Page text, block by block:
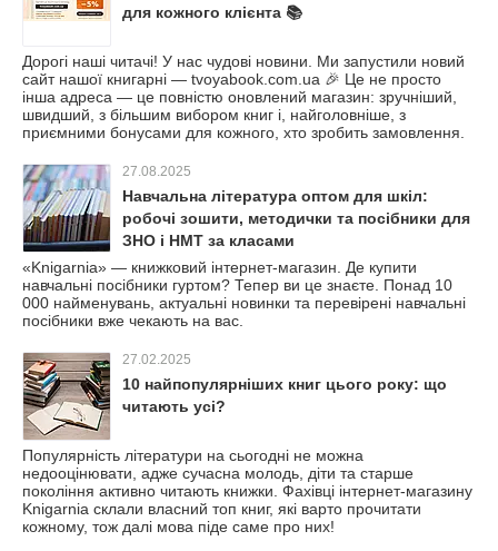
для кожного клієнта 📚
Дорогі наші читачі! У нас чудові новини. Ми запустили новий
сайт нашої книгарні — tvoyabook.com.ua 🎉 Це не просто
інша адреса — це повністю оновлений магазин: зручніший,
швидший, з більшим вибором книг і, найголовніше, з
приємними бонусами для кожного, хто зробить замовлення.
27.08.2025
Навчальна література оптом для шкіл:
робочі зошити, методички та посібники для
ЗНО і НМТ за класами
«Knigarnia» — книжковий інтернет-магазин. Де купити
навчальні посібники гуртом? Тепер ви це знаєте. Понад 10
000 найменувань, актуальні новинки та перевірені навчальні
посібники вже чекають на вас.
27.02.2025
10 найпопулярніших книг цього року: що
читають усі?
Популярність літератури на сьогодні не можна
недооцінювати, адже сучасна молодь, діти та старше
покоління активно читають книжки. Фахівці інтернет-магазину
Knigarnia склали власний топ книг, які варто прочитати
кожному, тож далі мова піде саме про них!